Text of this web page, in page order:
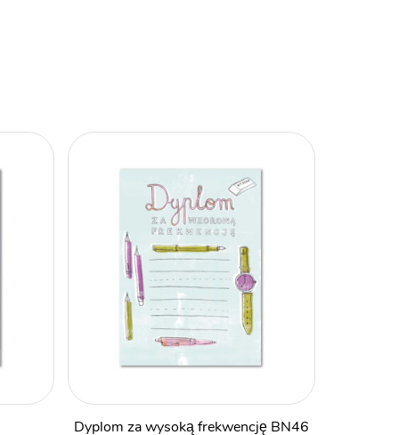
Dyplom za wysoką frekwencję BN46